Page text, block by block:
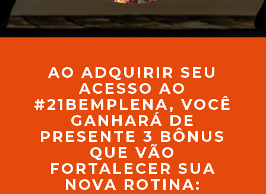
AO ADQUIRIR SEU
ACESSO AO
#21BEMPLENA, VOCÊ
GANHARÁ DE
PRESENTE 3 BÔNUS
QUE VÃO
FORTALECER SUA
NOVA ROTINA: